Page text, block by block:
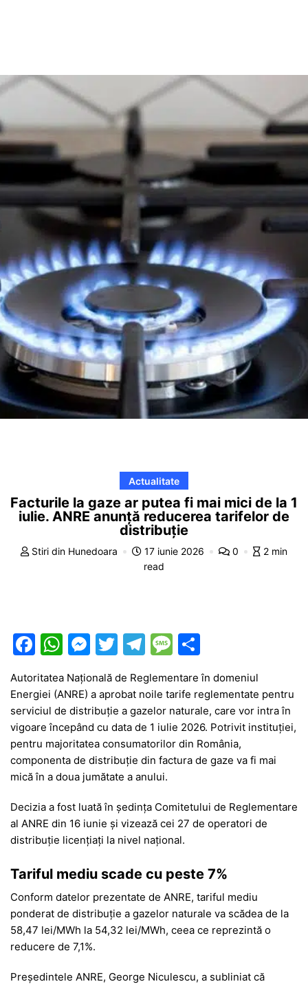
Actualitate
Facturile la gaze ar putea fi mai mici de la 1
iulie. ANRE anunță reducerea tarifelor de
distribuție
Stiri din Hunedoara 17 iunie 2026 0
2 min
read
F
a
c
e
b
o
o
k
W
at
s
A
p
p
M
s
s
e
n
g
er
T
itt
er
T
e
gr
a
m
M
s
s
a
g
ar
ta
je
a
z
Autoritatea Națională de Reglementare în domeniul
Energiei (ANRE) a aprobat noile tarife reglementate pentru
serviciul de distribuție a gazelor naturale, care vor intra în
vigoare începând cu data de 1 iulie 2026. Potrivit instituției,
pentru majoritatea consumatorilor din România,
componenta de distribuție din factura de gaze va fi mai
mică în a doua jumătate a anului.
Decizia a fost luată în ședința Comitetului de Reglementare
al ANRE din 16 iunie și vizează cei 27 de operatori de
distribuție licențiați la nivel național.
Tariful mediu scade cu peste 7%
Conform datelor prezentate de ANRE, tariful mediu
ponderat de distribuție a gazelor naturale va scădea de la
58,47 lei/MWh la 54,32 lei/MWh, ceea ce reprezintă o
reducere de 7,1%.
Președintele ANRE, George Niculescu, a subliniat că